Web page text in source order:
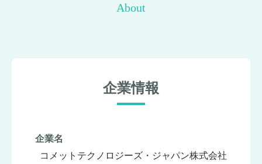
About
企業情報
企業名
コメットテクノロジーズ・ジャパン株式会社